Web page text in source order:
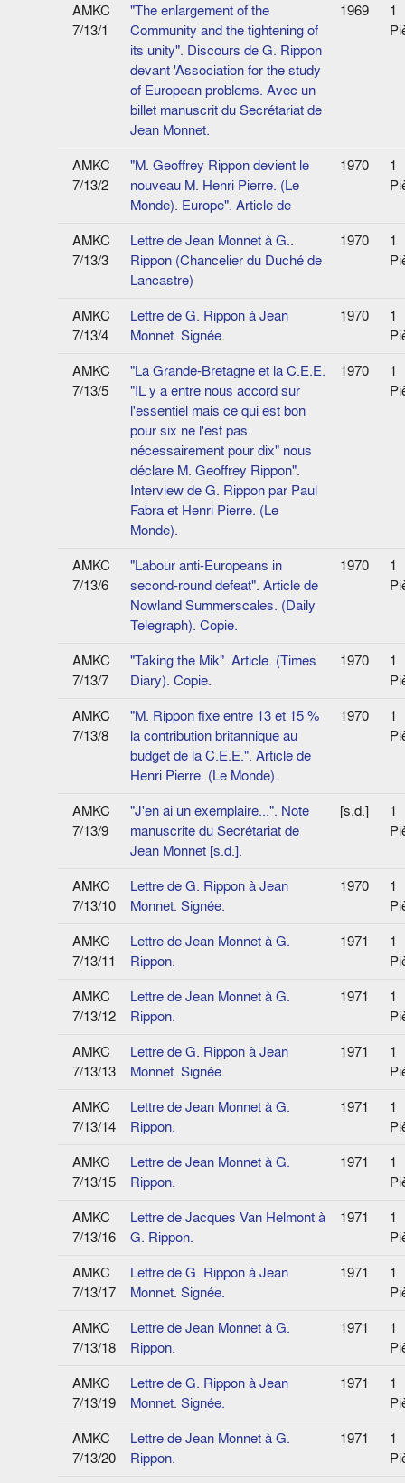
AMKC
7/13/1
"The enlargement of the
Community and the tightening of
its unity". Discours de G. Rippon
devant 'Association for the study
of European problems. Avec un
billet manuscrit du Secrétariat de
Jean Monnet.
1969
1
AMKC
7/13/2
"M. Geoffrey Rippon devient le
nouveau M. Henri Pierre. (Le
Monde). Europe". Article de
1970
1
AMKC
7/13/3
Lettre de Jean Monnet à G..
Rippon (Chancelier du Duché de
Lancastre)
1970
1
AMKC
7/13/4
Lettre de G. Rippon à Jean
Monnet. Signée.
1970
1
AMKC
7/13/5
"La Grande-Bretagne et la C.E.E.
"IL y a entre nous accord sur
l'essentiel mais ce qui est bon
pour six ne l'est pas
nécessairement pour dix" nous
déclare M. Geoffrey Rippon".
Interview de G. Rippon par Paul
Fabra et Henri Pierre. (Le
Monde).
1970
1
AMKC
7/13/6
"Labour anti-Europeans in
second-round defeat". Article de
Nowland Summerscales. (Daily
Telegraph). Copie.
1970
1
AMKC
7/13/7
"Taking the Mik". Article. (Times
Diary). Copie.
1970
1
AMKC
7/13/8
"M. Rippon fixe entre 13 et 15 %
la contribution britannique au
budget de la C.E.E.". Article de
Henri Pierre. (Le Monde).
1970
1
AMKC
7/13/9
"J'en ai un exemplaire...". Note
manuscrite du Secrétariat de
Jean Monnet [s.d.].
[s.d.]
1
AMKC
7/13/10
Lettre de G. Rippon à Jean
Monnet. Signée.
1970
1
AMKC
7/13/11
Lettre de Jean Monnet à G.
Rippon.
1971
1
AMKC
7/13/12
Lettre de Jean Monnet à G.
Rippon.
1971
1
AMKC
7/13/13
Lettre de G. Rippon à Jean
Monnet. Signée.
1971
1
AMKC
7/13/14
Lettre de Jean Monnet à G.
Rippon.
1971
1
AMKC
7/13/15
Lettre de Jean Monnet à G.
Rippon.
1971
1
AMKC
7/13/16
Lettre de Jacques Van Helmont à
G. Rippon.
1971
1
AMKC
7/13/17
Lettre de G. Rippon à Jean
Monnet. Signée.
1971
1
AMKC
7/13/18
Lettre de Jean Monnet à G.
Rippon.
1971
1
AMKC
7/13/19
Lettre de G. Rippon à Jean
Monnet. Signée.
1971
1
AMKC
7/13/20
Lettre de Jean Monnet à G.
Rippon.
1971
1